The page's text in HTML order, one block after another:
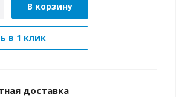
В корзину
в 1 клик
доставка